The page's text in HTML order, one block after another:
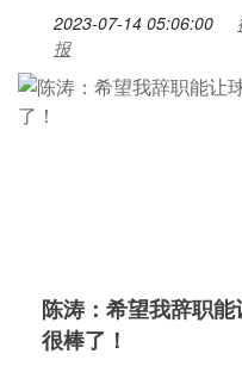
2023-07-14 05:06:00
报
陈涛：希望我辞职
很棒了！